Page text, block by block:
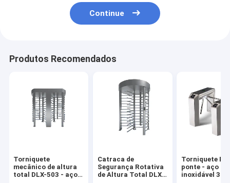
Continue
Produtos Recomendados
Torniquete
mecânico de altura
total DLX-503 - aço
Catraca de
Segurança Rotativa
de Altura Total DLX-
Torniquete
ponte - aço
inoxidável